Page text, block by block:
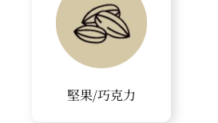
堅果/巧克力